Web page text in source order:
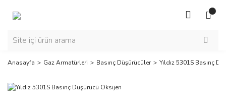
Anasayfa Gaz Armatürleri Basınç Düşürücüler Yıldız 5301S Basınç